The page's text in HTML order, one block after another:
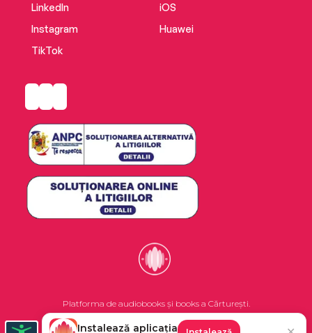
LinkedIn
Instagram
TikTok
iOS
Huawei
Platforma de audiobooks și books a Cărturești.
Instalează aplicația